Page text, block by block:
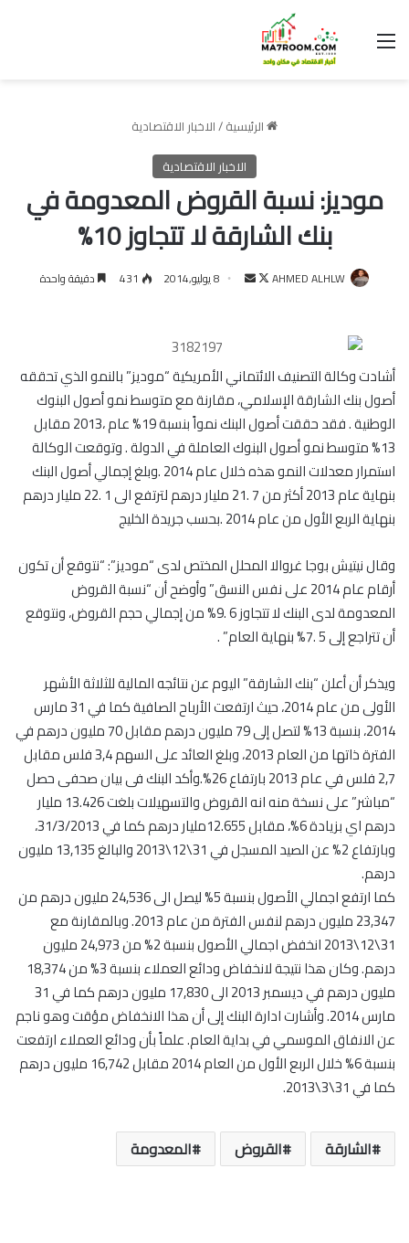
القائمة
الرئيسية/الاخبار الاقتصادية
الاخبار الاقتصادية
موديز: نسبة القروض المعدومة في
بنك الشارقة لا تتجاوز 10%
AHMED ALHLW
تابعأرسل 8 يوليو,2014 431 دقيقة واحدة
أشادت وكالة التصنيف الائتماني الأمريكية “موديز” بالنمو الذي تحققه
أصول بنك الشارقة الإسلامي، مقارنة مع متوسط نمو أصول البنوك
الوطنية . فقد حققت أصول البنك نمواً بنسبة 19% عام ،2013 مقابل
13% متوسط نمو أصول البنوك العاملة في الدولة . وتوقعت الوكالة
استمرار معدلات النمو هذه خلال عام 2014 .وبلغ إجمالي أصول البنك
بنهاية عام 2013 أكثر من 7 .21 مليار درهم لترتفع الى 1 .22 مليار درهم
بنهاية الربع الأول من عام 2014 .بحسب جريدة الخليج
وقال نيتيش بوجا غروالا المحلل المختص لدى “موديز”: “نتوقع أن تكون
أرقام عام 2014 على نفس النسق” وأوضح أن “نسبة القروض
المعدومة لدى البنك لا تتجاوز 6 .9% من إجمالي حجم القروض، ونتوقع
أن تتراجع إلى 5 .7% بنهاية العام” .
ويذكر أن أعلن “بنك الشارقة” اليوم عن نتائجه المالية للثلاثة الأشهر
الأولى من عام 2014، حيث ارتفعت الأرباح الصافية كما في 31 مارس
2014، بنسبة 13% لتصل إلى 79 مليون درهم مقابل 70 مليون درهم في
الفترة ذاتها من العام 2013، وبلغ العائد على السهم 3,4 فلس مقابل
2,7 فلس في عام 2013 بارتفاع 26%.وأكد البنك فى بيان صحفى حصل
“مباشر” على نسخة منه انه القروض والتسهيلات بلغت 13.426 مليار
درهم اي بزيادة 6%، مقابل 12.655مليار درهم كما في 31/3/2013،
وبارتفاع 2% عن الصيد المسجل في 31\12\2013 والبالغ 13,135 مليون
درهم.
كما ارتفع اجمالي الأصول بنسبة 5% ليصل الى 24,536 مليون درهم من
23,347 مليون درهم لنفس الفترة من عام 2013. وبالمقارنة مع
31\12\2013 انخفض اجمالي الأصول بنسبة 2% من 24,973 مليون
درهم. وكان هذا نتيجة لانخفاض ودائع العملاء بنسبة 3% من 18,374
مليون درهم في ديسمبر 2013 الى 17,830 مليون درهم كما في 31
مارس 2014. وأشارت ادارة البنك إلى أن هذا الانخفاض مؤقت وهو ناجم
عن الانفاق الموسمي في بداية العام. علماً بأن ودائع العملاء ارتفعت
بنسبة 6% خلال الربع الأول من العام 2014 مقابل 16,742 مليون درهم
كما في 31\3\2013.
الشارقة القروض المعدومة